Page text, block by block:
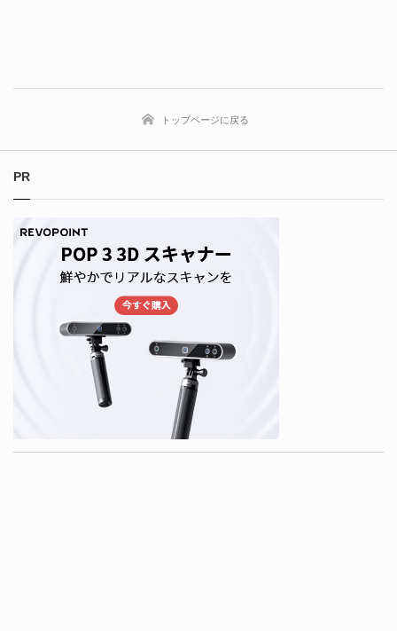
トップページに戻る
PR